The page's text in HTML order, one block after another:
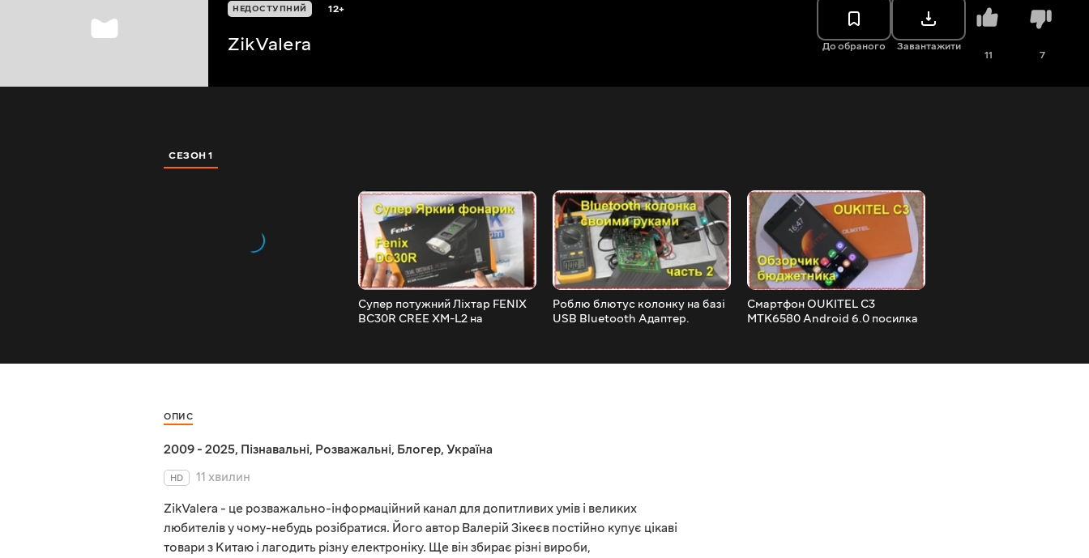
НЕДОСТУПНИЙ 12+
ZikValera До обраного Завантажити
11 7
СЕЗОН 1
Супер потужний Ліхтар FENIX
BC30R CREE XM-L2 на
Роблю блютус колонку на базі
USB Bluetooth Адаптер.
Смартфон OUKITEL C3
MTK6580 Android 6.0 посилка
ОПИС
2009 - 2025, Пізнавальні, Розважальні, Блогер, Україна
HD
11 хвилин
ZikValera - це розважально-інформаційний канал для допитливих умів і великих
любителів у чому-небудь розібратися. Його автор Валерій Зікеєв постійно купує цікаві
товари з Китаю і лагодить різну електроніку. Ще він збирає різні вироби,